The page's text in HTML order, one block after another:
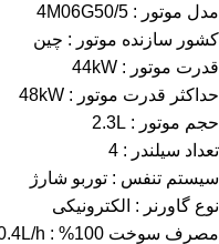
مدل موتور : 4M06G50/5
کشور سازنده موتور : چین
قدرت موتور : 44kW
حداکثر قدرت موتور : 48kW
حجم موتور : 2.3L
تعداد سیلندر : 4
سیستم تنفس : توربو شارژ
نوع گاورنر : الکترونیکی
مصرف سوخت 100% : 10.4L/h